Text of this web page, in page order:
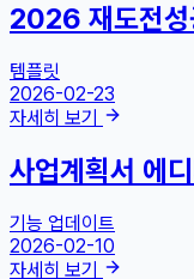
2026 재도전성
템플릿
2026-02-23
자세히 보기
사업계획서 에
기능 업데이트
2026-02-10
자세히 보기